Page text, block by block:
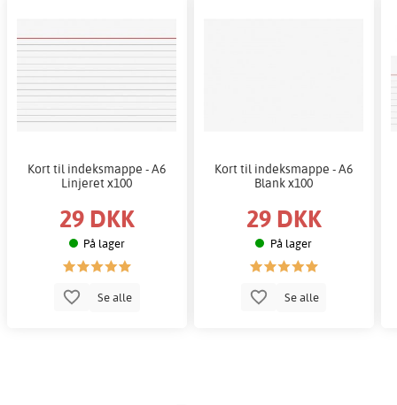
Kort til indeksmappe - A6
Linjeret x100
29 DKK
På lager
Se alle
Kort til indeksmappe - A6
Blank x100
29 DKK
På lager
Se alle